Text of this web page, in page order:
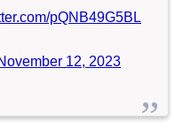
pQNB49G5BL
12, 2023